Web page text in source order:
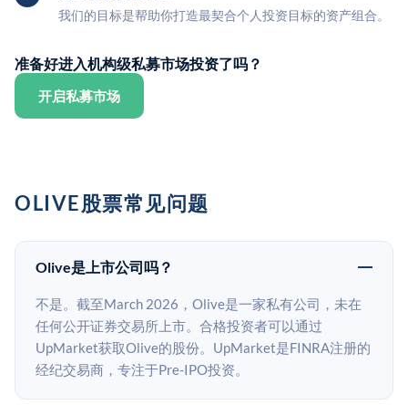
我们的目标是帮助你打造最契合个人投资目标的资产组合。
准备好进入机构级私募市场投资了吗？
开启私募市场
OLIVE股票常见问题
Olive是上市公司吗？
不是。截至March 2026，Olive是一家私有公司，未在
任何公开证券交易所上市。合格投资者可以通过
UpMarket获取Olive的股份。UpMarket是FINRA注册的
经纪交易商，专注于Pre-IPO投资。